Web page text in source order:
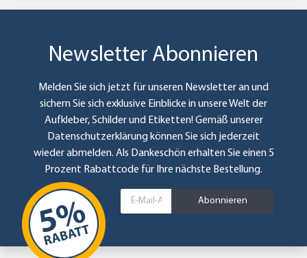
Newsletter Abonnieren
Melden Sie sich jetzt für unseren Newsletter an und
sichern Sie sich exklusive Einblicke in unsere Welt der
Aufkleber, Schilder und Etiketten! Gemäß unserer
Datenschutzerklärung können Sie sich jederzeit
wieder abmelden. Als Dankeschön erhalten Sie einen 5
Prozent Rabattcode für Ihre nächste Bestellung.
Abonnieren